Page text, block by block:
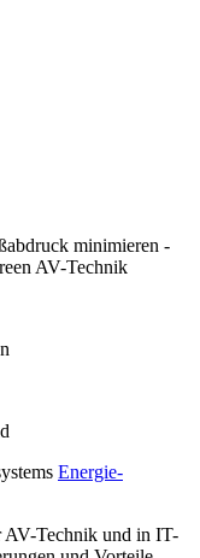
minimieren -
AV-Technik
Energie-
AV-Technik und in IT-